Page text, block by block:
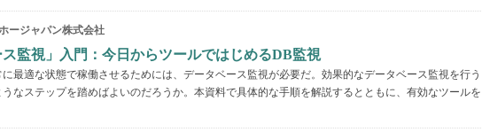
ージャパン株式会社
ス監視」入門：今日からツールではじめるDB監視
最適な状態で稼働させるためには、データベース監視が必要だ。効果的なデータベース監視を行う
なステップを踏めばよいのだろうか。本資料で具体的な手順を解説するとともに、有効なツールを